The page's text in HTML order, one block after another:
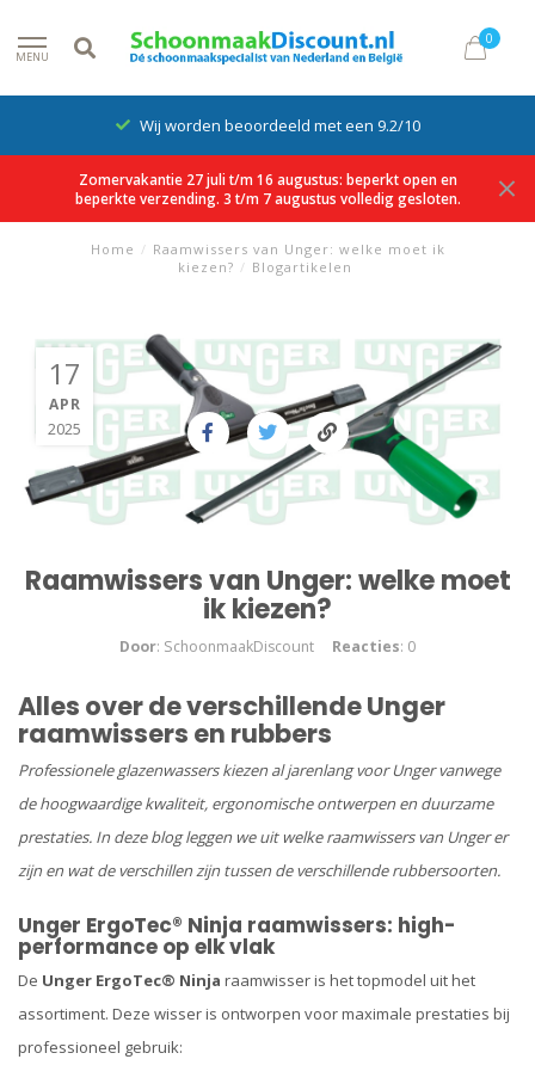
MENU
0
Wij worden beoordeeld met een 9.2/10
Zomervakantie 27 juli t/m 16 augustus: beperkt open en
beperkte verzending. 3 t/m 7 augustus volledig gesloten.
Home / Raamwissers van Unger: welke moet ik
kiezen? / Blogartikelen
17
APR
2025
Raamwissers van Unger: welke moet
ik kiezen?
Door: SchoonmaakDiscount Reacties: 0
Alles over de verschillende Unger
raamwissers en rubbers
Professionele glazenwassers kiezen al jarenlang voor Unger vanwege
de hoogwaardige kwaliteit, ergonomische ontwerpen en duurzame
prestaties. In deze blog leggen we uit welke raamwissers van Unger er
zijn en wat de verschillen zijn tussen de verschillende rubbersoorten.
Unger ErgoTec® Ninja raamwissers: high-
performance op elk vlak
De Unger ErgoTec® Ninja raamwisser is het topmodel uit het
assortiment. Deze wisser is ontworpen voor maximale prestaties bij
professioneel gebruik: